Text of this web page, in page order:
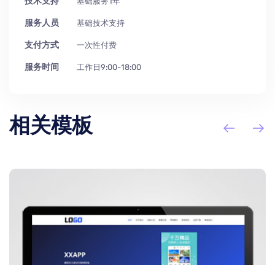
服务人员 基础技术支持
支付方式 一次性付费
服务时间 工作日9:00-18:00
相关模板